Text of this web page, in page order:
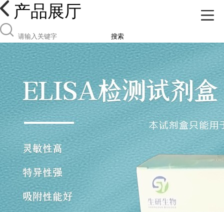
产品展厅
搜索